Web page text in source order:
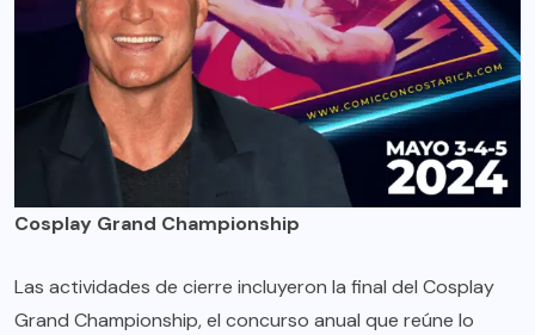
Cosplay Grand Championship
Las actividades de cierre incluyeron la final del Cosplay
Grand Championship, el concurso anual que reúne lo